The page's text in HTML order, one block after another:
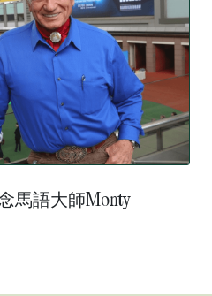
馬語大師Monty
納依度推開日本賽馬